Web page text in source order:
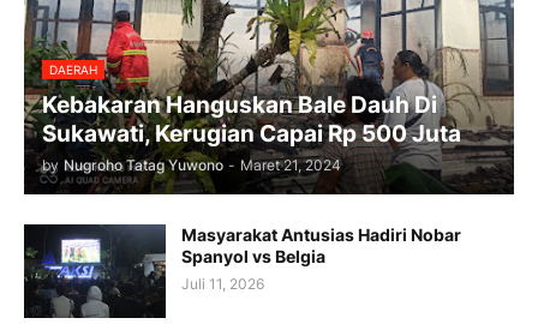
DAERAH
Kebakaran Hanguskan Bale Dauh Di
Sukawati, Kerugian Capai Rp 500 Juta
by Nugroho Tatag Yuwono - Maret 21, 2024
Masyarakat Antusias Hadiri Nobar
Spanyol vs Belgia
Juli 11, 2026